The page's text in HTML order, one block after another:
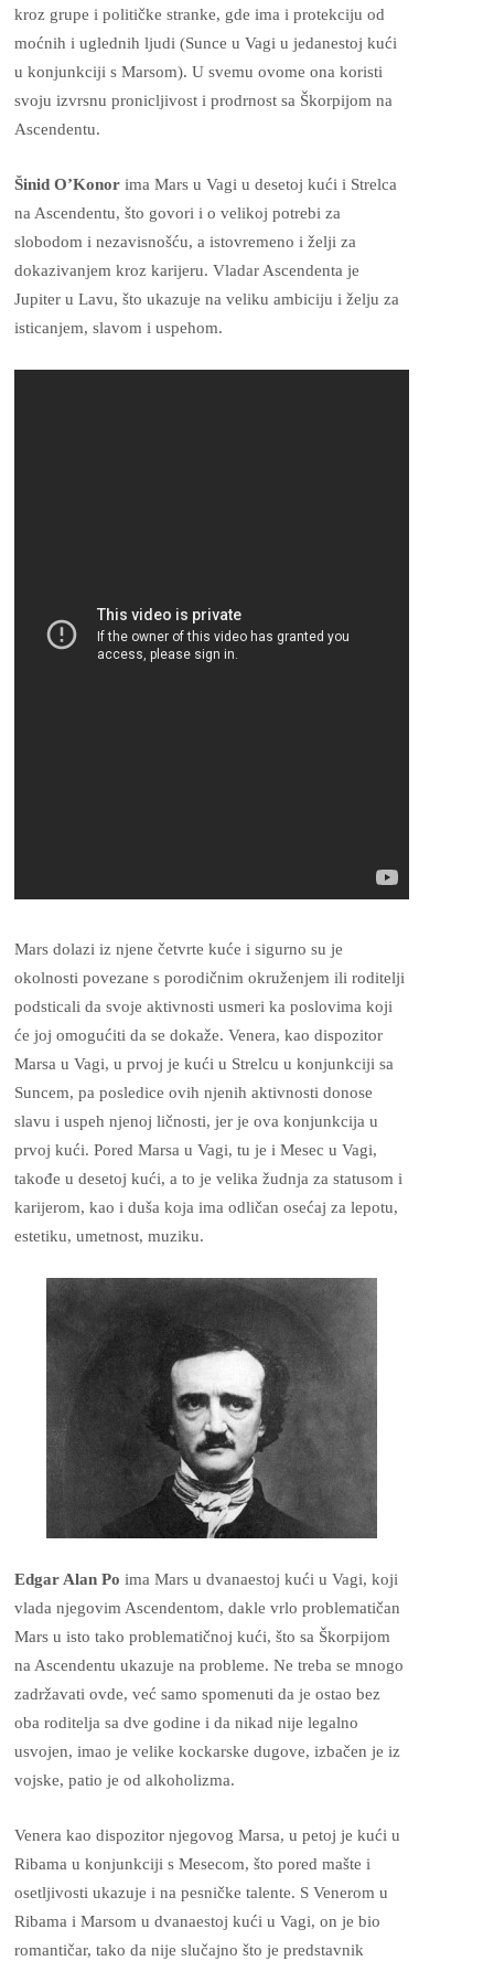
kroz grupe i političke stranke, gde ima i protekciju od
moćnih i uglednih ljudi (Sunce u Vagi u jedanestoj kući
u konjunkciji s Marsom). U svemu ovome ona koristi
svoju izvrsnu pronicljivost i prodrnost sa Škorpijom na
Ascendentu.
Šinid O’Konor ima Mars u Vagi u desetoj kući i Strelca
na Ascendentu, što govori i o velikoj potrebi za
slobodom i nezavisnošću, a istovremeno i želji za
dokazivanjem kroz karijeru. Vladar Ascendenta je
Jupiter u Lavu, što ukazuje na veliku ambiciju i želju za
isticanjem, slavom i uspehom.
Mars dolazi iz njene četvrte kuće i sigurno su je
okolnosti povezane s porodičnim okruženjem ili roditelji
podsticali da svoje aktivnosti usmeri ka poslovima koji
će joj omogućiti da se dokaže. Venera, kao dispozitor
Marsa u Vagi, u prvoj je kući u Strelcu u konjunkciji sa
Suncem, pa posledice ovih njenih aktivnosti donose
slavu i uspeh njenoj ličnosti, jer je ova konjunkcija u
prvoj kući. Pored Marsa u Vagi, tu je i Mesec u Vagi,
takođe u desetoj kući, a to je velika žudnja za statusom i
karijerom, kao i duša koja ima odličan osećaj za lepotu,
estetiku, umetnost, muziku.
Edgar Alan Po ima Mars u dvanaestoj kući u Vagi, koji
vlada njegovim Ascendentom, dakle vrlo problematičan
Mars u isto tako problematičnoj kući, što sa Škorpijom
na Ascendentu ukazuje na probleme. Ne treba se mnogo
zadržavati ovde, već samo spomenuti da je ostao bez
oba roditelja sa dve godine i da nikad nije legalno
usvojen, imao je velike kockarske dugove, izbačen je iz
vojske, patio je od alkoholizma.
Venera kao dispozitor njegovog Marsa, u petoj je kući u
Ribama u konjunkciji s Mesecom, što pored mašte i
osetljivosti ukazuje i na pesničke talente. S Venerom u
Ribama i Marsom u dvanaestoj kući u Vagi, on je bio
romantičar, tako da nije slučajno što je predstavnik